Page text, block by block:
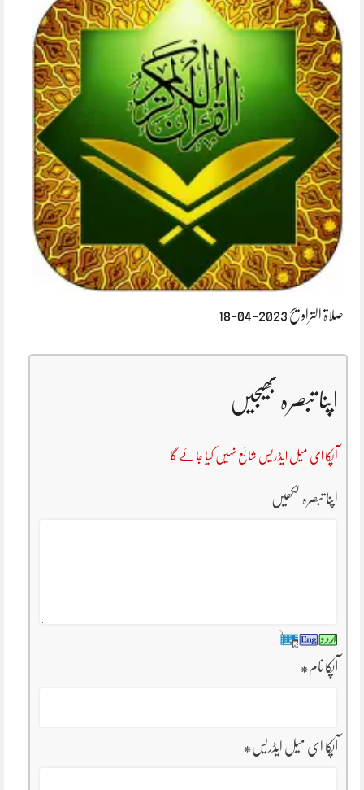
صلاۃ التراویح 2023-04-18
اپنا تبصرہ بھیجیں
آپکا ای میل ایڈریس شائع نہیں کیا جائے گا
اپنا تبصرہ لکھیں
آپکا نام*
آپکا ای میل ایڈریس*